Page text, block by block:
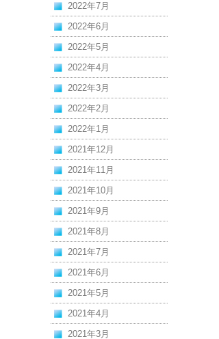
2022年7月
2022年6月
2022年5月
2022年4月
2022年3月
2022年2月
2022年1月
2021年12月
2021年11月
2021年10月
2021年9月
2021年8月
2021年7月
2021年6月
2021年5月
2021年4月
2021年3月